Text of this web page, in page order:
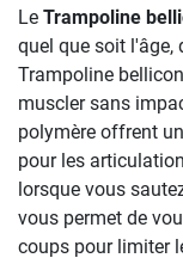
Le Trampoline
quel que soit l'âge,
Trampoline
muscler sans
polymère offrent
pour les
lorsque vous
vous permet de
coups pour limiter